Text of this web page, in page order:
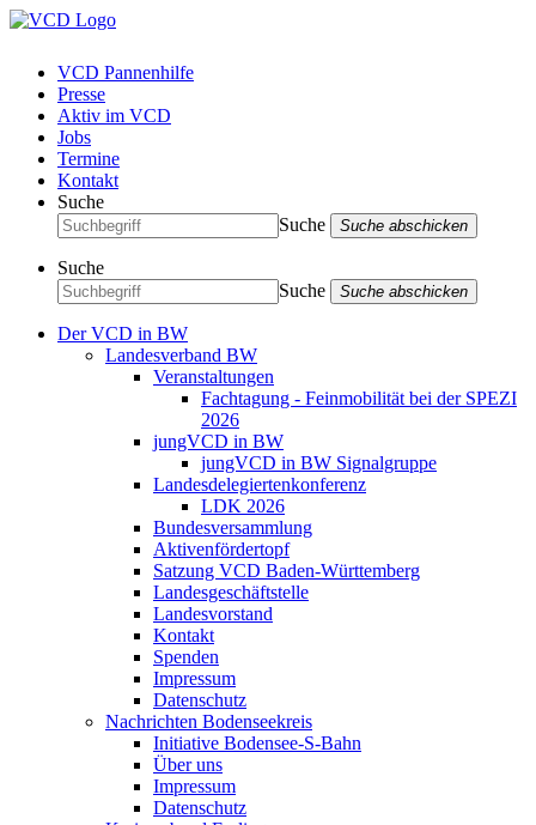
VCD Pannenhilfe
Presse
Aktiv im VCD
Jobs
Termine
Kontakt
Suche
Suche
Suche abschicken
Suche
Suche
Suche abschicken
Der VCD in BW
Landesverband BW
Veranstaltungen
Fachtagung - Feinmobilität bei der SPEZI
2026
jungVCD in BW
jungVCD in BW Signalgruppe
Landesdelegiertenkonferenz
LDK 2026
Bundesversammlung
Aktivenfördertopf
Satzung VCD Baden-Württemberg
Landesgeschäftstelle
Landesvorstand
Kontakt
Spenden
Impressum
Datenschutz
Nachrichten Bodenseekreis
Initiative Bodensee-S-Bahn
Über uns
Impressum
Datenschutz